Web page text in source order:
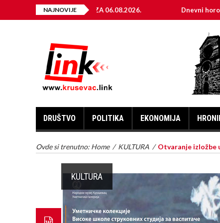
NAJNOVIJE
ENERGIJE ZA 06.08.2026. Dnevni horoskop za
DRUŠTVO POLITIKA EKONOMIJA
Ovde si trenutno: Home / KULTURA / Otvaranje izložbe
KULTURA